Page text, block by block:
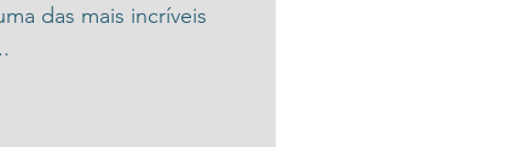
das mais incríveis